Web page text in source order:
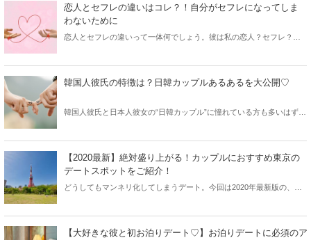
恋人とセフレの違いはコレ？！自分がセフレになってしま
わないために
恋人とセフレの違いって一体何でしょう。彼は私の恋人？セフレ？そ
い。出会いがない方のためにおすすめのアプリも紹介します。
韓国人彼氏の特徴は？日韓カップルあるあるを大公開♡
韓国人彼氏と日本人彼女の“日韓カップル”に憧れている方も多いはず♡
お届けします♪
【2020最新】絶対盛り上がる！カップルにおすすめ東京の
デートスポットをご紹介！
どうしてもマンネリ化してしまうデート。今回は2020年最新版の、東
【大好きな彼と初お泊りデート♡】お泊りデートに必須のア